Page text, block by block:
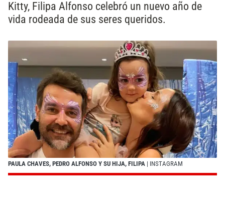
Kitty, Filipa Alfonso celebró un nuevo año de
vida rodeada de sus seres queridos.
PAULA CHAVES, PEDRO ALFONSO Y SU HIJA, FILIPA | INSTAGRAM